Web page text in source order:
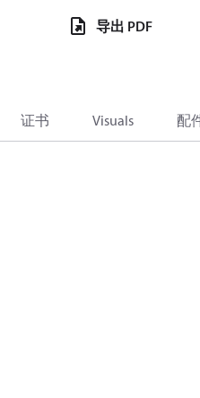
导出 PDF
证书 Visuals 配